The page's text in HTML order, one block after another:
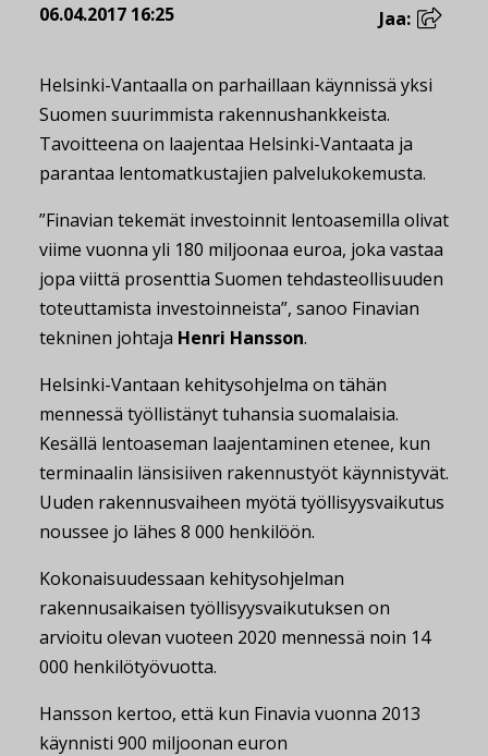
06.04.2017 16:25 Jaa:
Helsinki-Vantaalla on parhaillaan käynnissä yksi
Suomen suurimmista rakennushankkeista.
Tavoitteena on laajentaa Helsinki-Vantaata ja
parantaa lentomatkustajien palvelukokemusta.
”Finavian tekemät investoinnit lentoasemilla olivat
viime vuonna yli 180 miljoonaa euroa, joka vastaa
jopa viittä prosenttia Suomen tehdasteollisuuden
toteuttamista investoinneista”, sanoo Finavian
tekninen johtaja Henri Hansson.
Helsinki-Vantaan kehitysohjelma on tähän
mennessä työllistänyt tuhansia suomalaisia.
Kesällä lentoaseman laajentaminen etenee, kun
terminaalin länsisiiven rakennustyöt käynnistyvät.
Uuden rakennusvaiheen myötä työllisyysvaikutus
noussee jo lähes 8 000 henkilöön.
Kokonaisuudessaan kehitysohjelman
rakennusaikaisen työllisyysvaikutuksen on
arvioitu olevan vuoteen 2020 mennessä noin 14
000 henkilötyövuotta.
Hansson kertoo, että kun Finavia vuonna 2013
käynnisti 900 miljoonan euron